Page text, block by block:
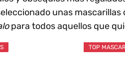
unas mascarillas
para todos aquellos que
TOP